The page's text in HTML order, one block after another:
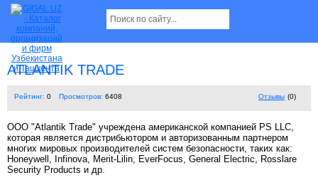
ATLANTIK TRADE
Рейтинг: 0 Просмотров: 6408 Отзывы (0)
OOO "Atlantik Trade" учреждена американской компанией PS LLC,
которая является дистрибьютором и авторизованным партнером
многих мировых производителей систем безопасности, таких как:
Honeywell, Infinova, Merit-Lilin, EverFocus, General Electric, Rosslare
Security Products и др.